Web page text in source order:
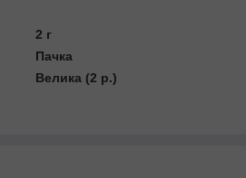
2 г
Пачка
Велика (2 р.)